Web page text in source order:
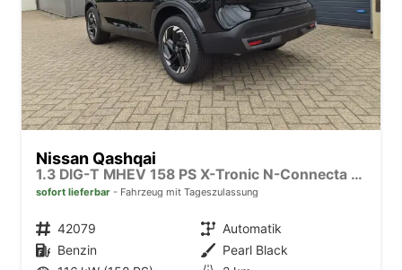
Nissan Qashqai
1.3 DIG-T MHEV 158 PS X-Tronic N-Connecta Teil-Leder PanoGlasdach Klimaautomatik Sitzheizung Lenkradheizung Navi ACC PDC v+h 360°Kamera DAB Bluetooth Touchscreen Apple CarPlay Android Auto 18"LM
sofort lieferbar Fahrzeug mit Tageszulassung
Fahrzeugnr. 42079 Getriebe Automatik
Kraftstoff Benzin Außenfarbe Pearl Black